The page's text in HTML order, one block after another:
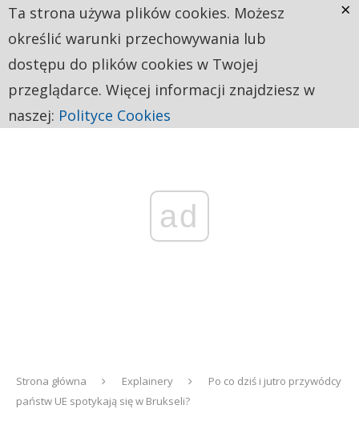
ad
Strona główna Explainery
Po co dziś i jutro przywódcy
państw UE spotykają się w Brukseli?
Ta strona używa plików cookies. Możesz
określić warunki przechowywania lub
dostępu do plików cookies w Twojej
przeglądarce. Więcej informacji znajdziesz w
naszej: Polityce Cookies
×